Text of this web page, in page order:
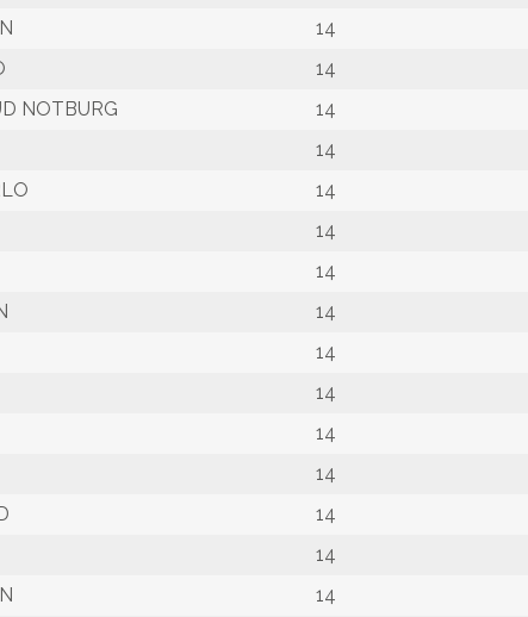
14
14
NOTBURG
14
14
14
14
14
14
14
14
14
14
14
14
14